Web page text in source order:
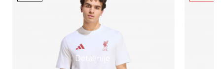
Detaljnije